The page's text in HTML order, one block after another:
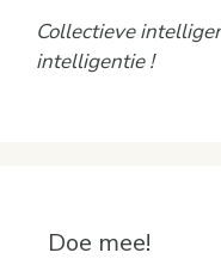
Collectieve
intelligentie !
Doe mee!